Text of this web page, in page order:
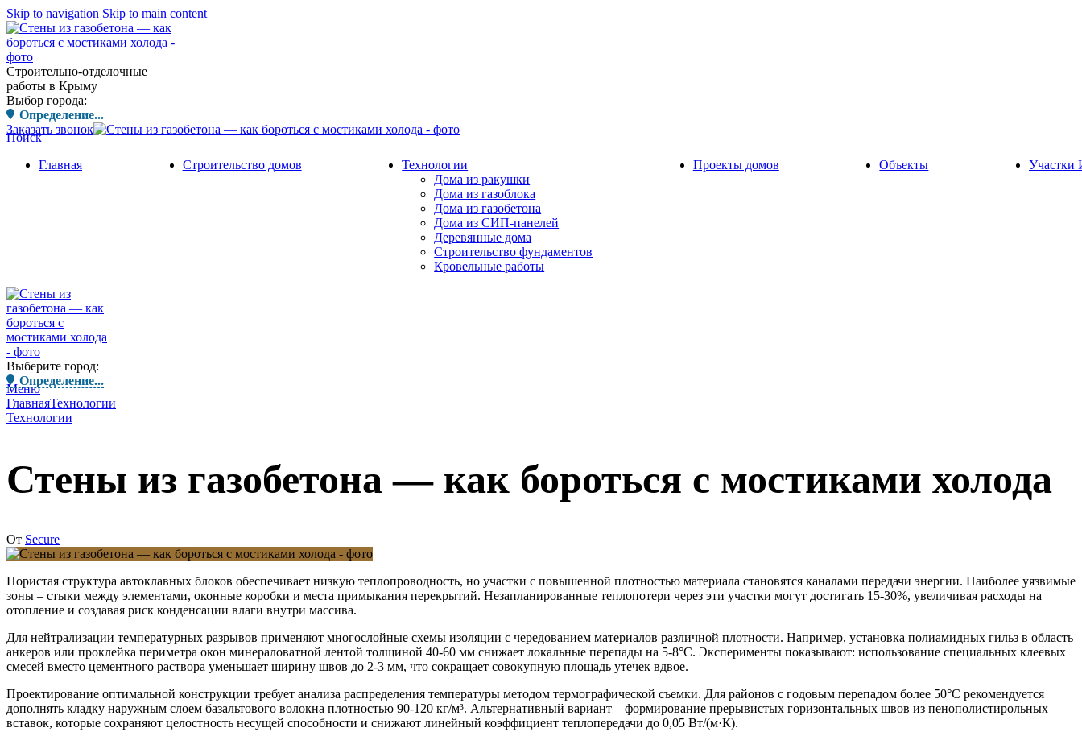
Skip to navigation Skip to main content
Строительно-отделочные
работы в Крыму
Выбор города:
Определение...
Заказать звонок
Поиск
Главная
Строительство домов
Технологии
Дома из ракушки
Дома из газоблока
Дома из газобетона
Дома из СИП-панелей
Деревянные дома
Строительство фундаментов
Кровельные работы
Проекты домов Объекты
Выберите город:
Определение...
Меню
ГлавнаяТехнологии
Технологии
Стены из газобетона — как бороться с мостиками холода
От Secure
Пористая структура автоклавных блоков обеспечивает низкую теплопроводность, но участки с повышенной плотностью материала становятся каналами передачи энергии. Наиболее уязвимые
зоны – стыки между элементами, оконные коробки и места примыкания перекрытий. Незапланированные теплопотери через эти участки могут достигать 15-30%, увеличивая расходы на
отопление и создавая риск конденсации влаги внутри массива.
Для нейтрализации температурных разрывов применяют многослойные схемы изоляции с чередованием материалов различной плотности. Например, установка полиамидных гильз в область
анкеров или проклейка периметра окон минераловатной лентой толщиной 40-60 мм снижает локальные перепады на 5-8°C. Эксперименты показывают: использование специальных клеевых
смесей вместо цементного раствора уменьшает ширину швов до 2-3 мм, что сокращает совокупную площадь утечек вдвое.
Проектирование оптимальной конструкции требует анализа распределения температуры методом термографической съемки. Для районов с годовым перепадом более 50°C рекомендуется
дополнять кладку наружным слоем базальтового волокна плотностью 90-120 кг/м³. Альтернативный вариант – формирование прерывистых горизонтальных швов из пенополистирольных
вставок, которые сохраняют целостность несущей способности и снижают линейный коэффициент теплопередачи до 0,05 Вт/(м·К).